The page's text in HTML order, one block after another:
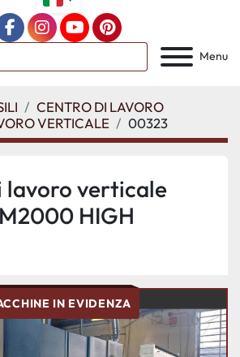
Menu
facebookinstagram
youtubepinterest
CENTRO DI LAVORO
VERTICALE
00323
lavoro verticale
HIGH
IN EVIDENZA